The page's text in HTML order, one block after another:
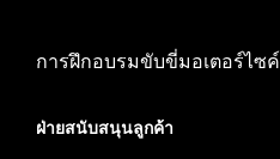
การฝึกอบรมขับขี่มอเตอร์ไซค์
ฝ่ายสนับสนุนลูกค้า